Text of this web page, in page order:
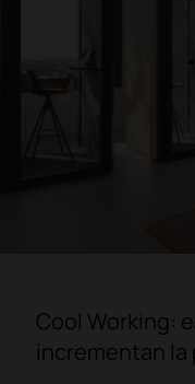
Cool Working:
incrementan